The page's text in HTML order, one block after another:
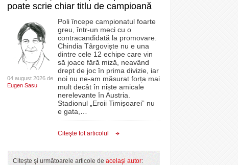
poate scrie chiar titlu de campioană
04 august 2026 de
Eugen Sasu
Poli începe campionatul foarte
greu, într-un meci cu o
contracandidată la promovare.
Chindia Târgoviște nu e una
dintre cele 12 echipe care vin
să joace fără miză, neavând
drept de joc în prima divizie, iar
noi nu ne-am măsurat forța mai
mult decât în niște amicale
nerelevante în Austria.
Stadionul „Eroii Timișoarei” nu
e gata,
Citeşte tot articolul
Citeşte şi următoarele articole de acelaşi autor: